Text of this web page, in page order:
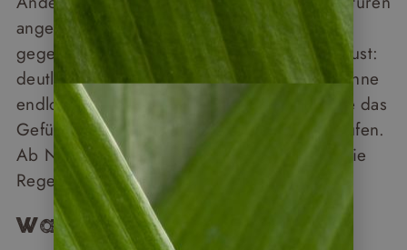
angenehm. Der entscheidende Vorteil
gegenüber der Hochsaison im Juli und August:
deutlich weniger Besucher. Machu Picchu ohne
endlose Warteschlangen, der Inka Trail ohne das
Gefühl, einer Wandergruppe hinterherzulaufen.
Ab November beginnt in vielen Regionen die
Regenzeit.
Was unsere Kunden sagen